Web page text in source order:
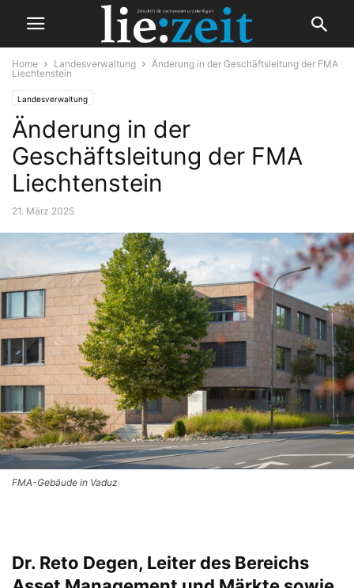
Home Landesverwaltung
Änderung in der Geschäftsleitung der FMA
Liechtenstein
Landesverwaltung
Änderung in der
Geschäftsleitung der FMA
Liechtenstein
21. März 2025
FMA-Gebäude in Vaduz
Dr. Reto Degen, Leiter des Bereichs